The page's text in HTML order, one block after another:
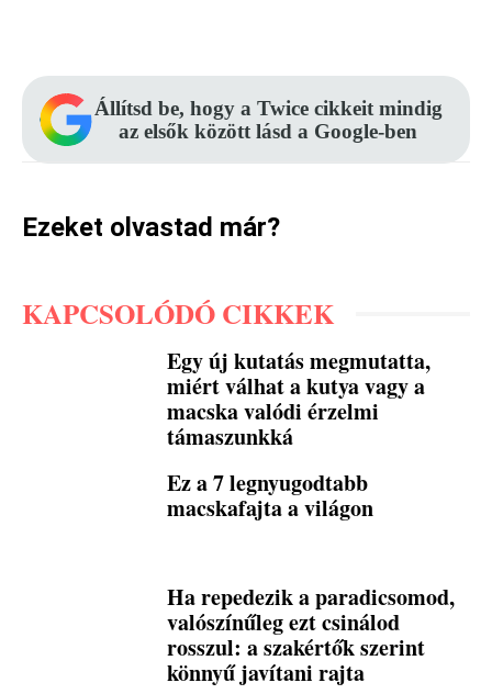
Állítsd be, hogy a Twice cikkeit mindig
az elsők között lásd a Google-ben
Ezeket olvastad már?
KAPCSOLÓDÓ CIKKEK
Egy új kutatás megmutatta,
miért válhat a kutya vagy a
macska valódi érzelmi
támaszunkká
Ez a 7 legnyugodtabb
macskafajta a világon
Ha repedezik a paradicsomod,
valószínűleg ezt csinálod
rosszul: a szakértők szerint
könnyű javítani rajta